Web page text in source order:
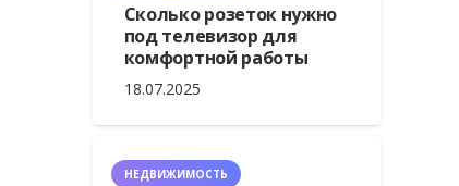
Сколько розеток нужно
под телевизор для
комфортной работы
18.07.2025
НЕДВИЖИМОСТЬ